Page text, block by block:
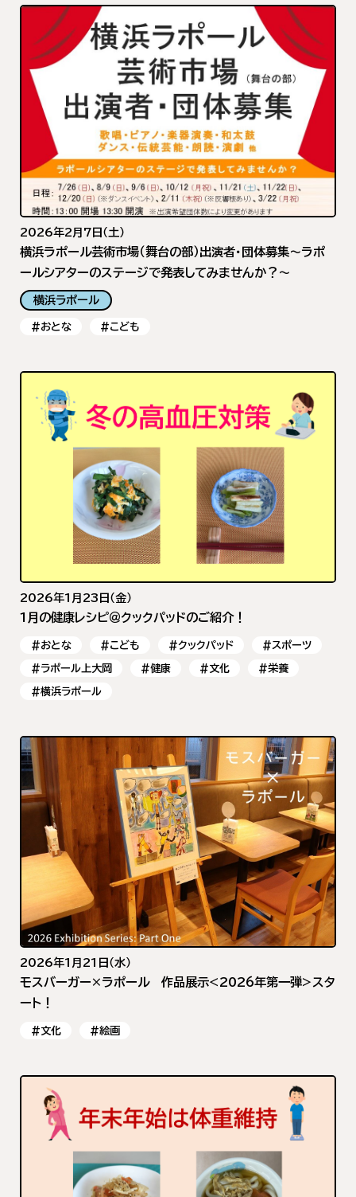
2026年2月7日（土）
横浜ラポール芸術市場（舞台の部）出演者・団体募集～ラポ
ールシアターのステージで発表してみませんか？～
横浜ラポール
#おとな #こども
2026年1月23日（金）
1月の健康レシピ＠クックパッドのご紹介！
#おとな #こども #クックパッド #スポーツ
#ラポール上大岡 #健康 #文化 #栄養
#横浜ラポール
2026年1月21日（水）
モスバーガー×ラポール 作品展示<2026年第一弾>スタ
ート！
#文化 #絵画